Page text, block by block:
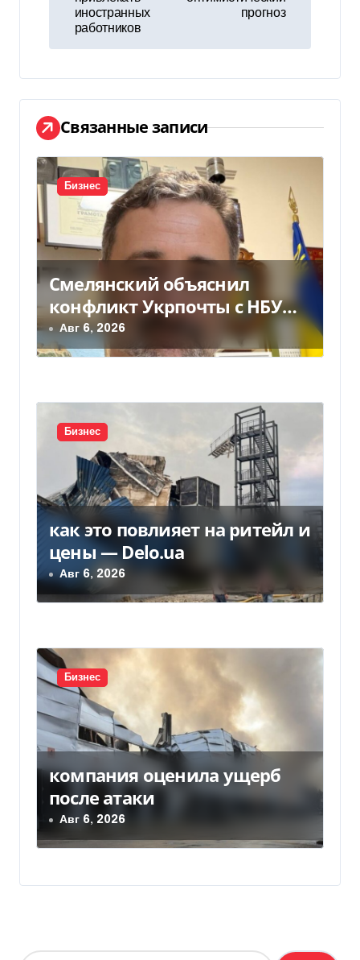
и
г
а
ц
и
п
о
з
а
и
с
м
иностранных
работников
прогноз
Связанные записи
Бизнес
Смелянский объяснил
конфликт Укрпочты с НБУ
из-за платежек
Авг 6, 2026
Бизнес
как это повлияет на ритейл и
цены — Delo.ua
Авг 6, 2026
Бизнес
компания оценила ущерб
после атаки
Авг 6, 2026